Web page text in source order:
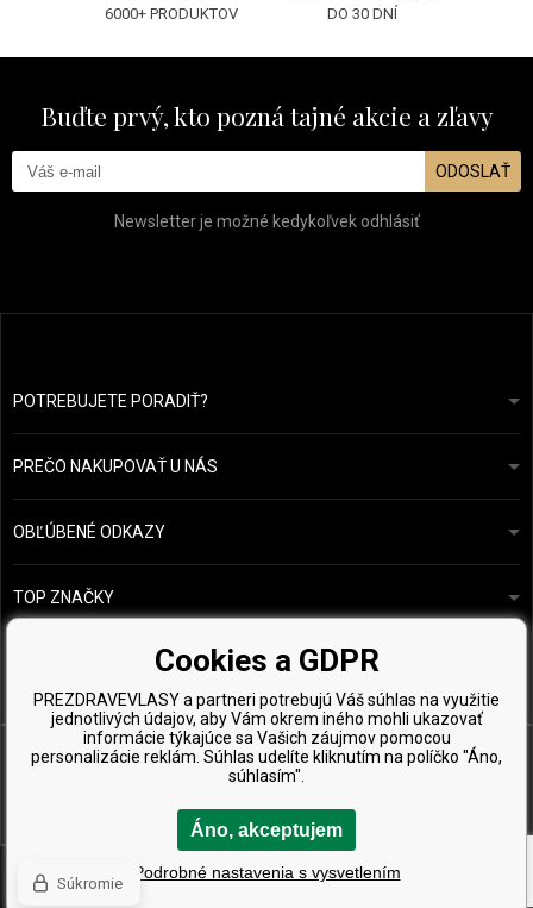
6000+ PRODUKTOV
DO 30 DNÍ
Buďte prvý, kto pozná tajné akcie a zľavy
ODOSLAŤ
Newsletter je možné kedykoľvek odhlásiť
POTREBUJETE PORADIŤ?info@prozdravevlasy.cz
Odpovieme do 24 hodín.
PREČO NAKUPOVAŤ U NÁS
Obchodní podmínky
Ochrana osobních údajů
Přehled plateb a dopravy
OBĽÚBENÉ ODKAZY
Náš příběh
Vzorky zdarma
TOP ZNAČKY
Kérastase
Wella Professionals
Zenz Organic
Copyright © 2026 PreZdravéVlasy.sk, Všetky práva vyhradené
Cookies a GDPR
PREZDRAVEVLASY a partneri potrebujú Váš súhlas na využitie
jednotlivých údajov, aby Vám okrem iného mohli ukazovať
informácie týkajúce sa Vašich záujmov pomocou
personalizácie reklám. Súhlas udelíte kliknutím na políčko "Áno,
súhlasím".
Áno, akceptujem
Podrobné nastavenia s vysvetlením
Súkromie